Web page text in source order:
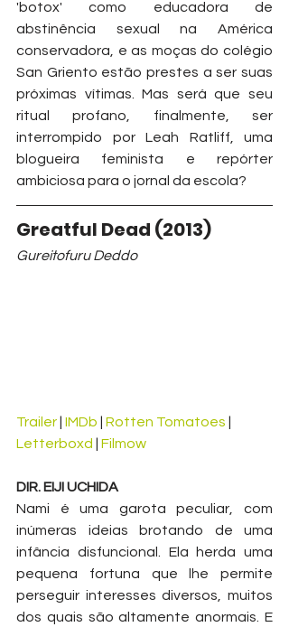
'botox' como educadora de
abstinência sexual na América
conservadora, e as moças do colégio
San Griento estão prestes a ser suas
próximas vítimas. Mas será que seu
ritual profano, finalmente, ser
interrompido por Leah Ratliff, uma
blogueira feminista e repórter
ambiciosa para o jornal da escola?
Greatful Dead (2013)
Gureitofuru Deddo
Trailer | IMDb | Rotten Tomatoes |
Letterboxd | Filmow
DIR. EIJI UCHIDA
Nami é uma garota peculiar, com
inúmeras ideias brotando de uma
infância disfuncional. Ela herda uma
pequena fortuna que lhe permite
perseguir interesses diversos, muitos
dos quais são altamente anormais. E